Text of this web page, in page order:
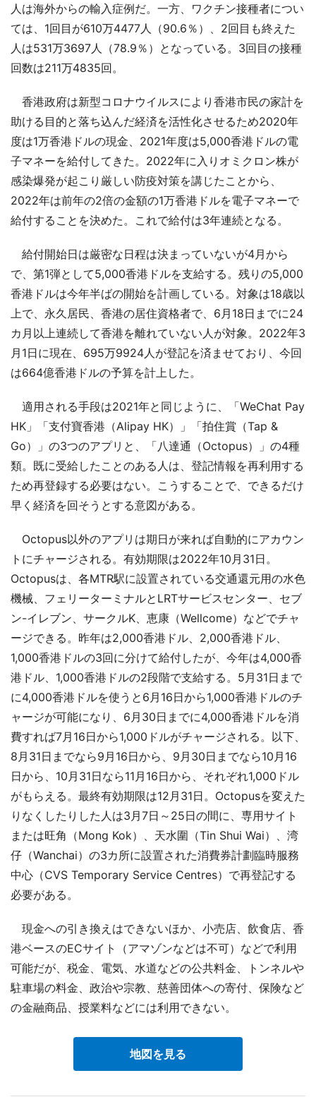
人は海外からの輸入症例だ。一方、ワクチン接種者につい
ては、1回目が610万4477人（90.6％）、2回目も終えた
人は531万3697人（78.9％）となっている。3回目の接種
回数は211万4835回。
香港政府は新型コロナウイルスにより香港市民の家計を
助ける目的と落ち込んだ経済を活性化させるため2020年
度は1万香港ドルの現金、2021年度は5,000香港ドルの電
子マネーを給付してきた。2022年に入りオミクロン株が
感染爆発が起こり厳しい防疫対策を講じたことから、
2022年は前年の2倍の金額の1万香港ドルを電子マネーで
給付することを決めた。これで給付は3年連続となる。
給付開始日は厳密な日程は決まっていないが4月から
で、第1弾として5,000香港ドルを支給する。残りの5,000
香港ドルは今年半ばの開始を計画している。対象は18歳以
上で、永久居民、香港の居住資格者で、6月18日までに24
カ月以上連続して香港を離れていない人が対象。2022年3
月1日に現在、695万9924人が登記を済ませており、今回
は664億香港ドルの予算を計上した。
適用される手段は2021年と同じように、「WeChat Pay
HK」「支付寶香港（Alipay HK）」「拍住賞（Tap &
Go）」の3つのアプリと、「八達通（Octopus）」の4種
類。既に受給したことのある人は、登記情報を再利用する
ため再登録する必要はない。こうすることで、できるだけ
早く経済を回そうとする意図がある。
Octopus以外のアプリは期日が来れば自動的にアカウン
トにチャージされる。有効期限は2022年10月31日。
Octopusは、各MTR駅に設置されている交通還元用の水色
機械、フェリーターミナルとLRTサービスセンター、セブ
ン-イレブン、サークルK、恵康（Wellcome）などでチャ
ージできる。昨年は2,000香港ドル、2,000香港ドル、
1,000香港ドルの3回に分けて給付したが、今年は4,000香
港ドル、1,000香港ドルの2段階で支給する。5月31日まで
に4,000香港ドルを使うと6月16日から1,000香港ドルのチ
ャージが可能になり、6月30日までに4,000香港ドルを消
費すれば7月16日から1,000ドルがチャージされる。以下、
8月31日までなら9月16日から、9月30日までなら10月16
日から、10月31日なら11月16日から、それぞれ1,000ドル
がもらえる。最終有効期限は12月31日。Octopusを変えた
りなくしたりした人は3月7日～25日の間に、専用サイト
または旺角（Mong Kok）、天水圍（Tin Shui Wai）、湾
仔（Wanchai）の3カ所に設置された消費券計劃臨時服務
中心（CVS Temporary Service Centres）で再登記する
必要がある。
現金への引き換えはできないほか、小売店、飲食店、香
港ベースのECサイト（アマゾンなどは不可）などで利用
可能だが、税金、電気、水道などの公共料金、トンネルや
駐車場の料金、政治や宗教、慈善団体への寄付、保険など
の金融商品、授業料などには利用できない。
地図を見る